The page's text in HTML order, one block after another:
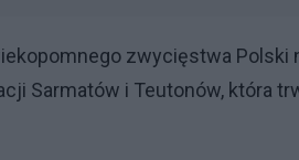
zwycięstwa Polski
Sarmatów i Teutonów, która